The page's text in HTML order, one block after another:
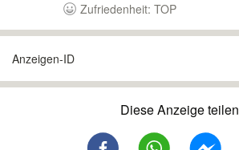
Zufriedenheit: TOP
Anzeigen-ID
Diese Anzeige teilen